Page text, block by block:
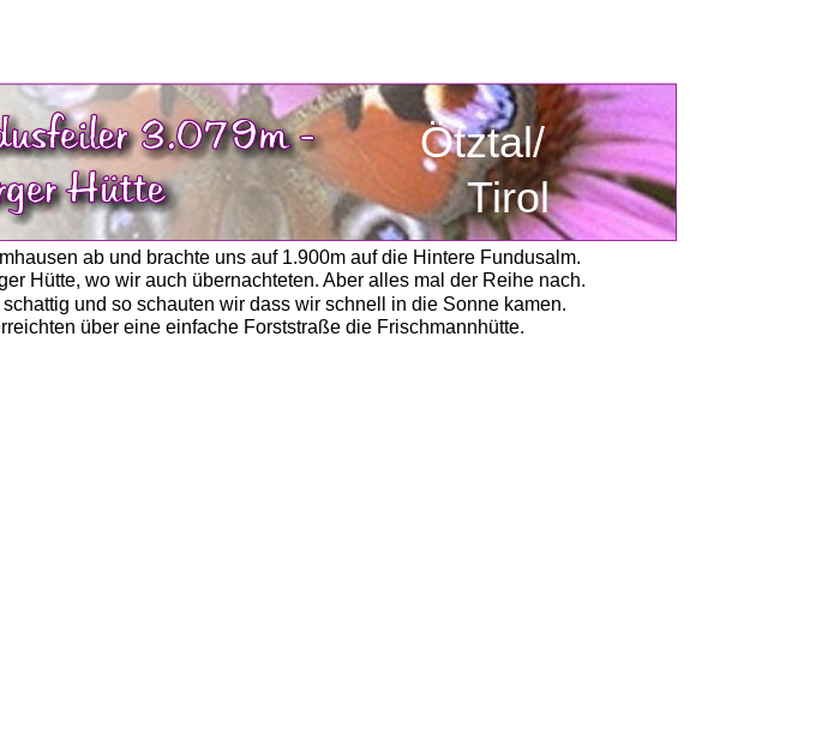
ab und brachte uns auf 1.900m auf die Hintere Fundusalm.
Hütte, wo wir auch übernachteten. Aber alles mal der Reihe nach.
und so schauten wir dass wir schnell in die Sonne kamen.
über eine einfache Forststraße die Frischmannhütte.
Ötztal/
Tirol